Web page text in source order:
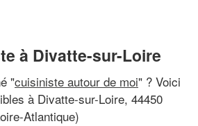
à Divatte-sur-Loire
"cuisiniste autour de moi" ? Voici
à Divatte-sur-Loire, 44450
Atlantique)